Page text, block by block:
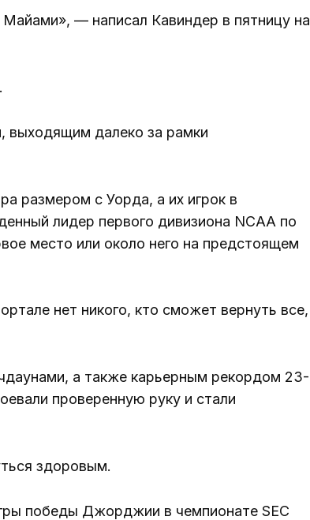
— написал Кавиндер в пятницу на
выходящим далеко за рамки
размером с Уорда, а их игрок в
лидер первого дивизиона NCAA по
место или около него на предстоящем
нет никого, кто сможет вернуть все,
а также карьерным рекордом 23-
проверенную руку и стали
здоровым.
победы Джорджии в чемпионате SEC